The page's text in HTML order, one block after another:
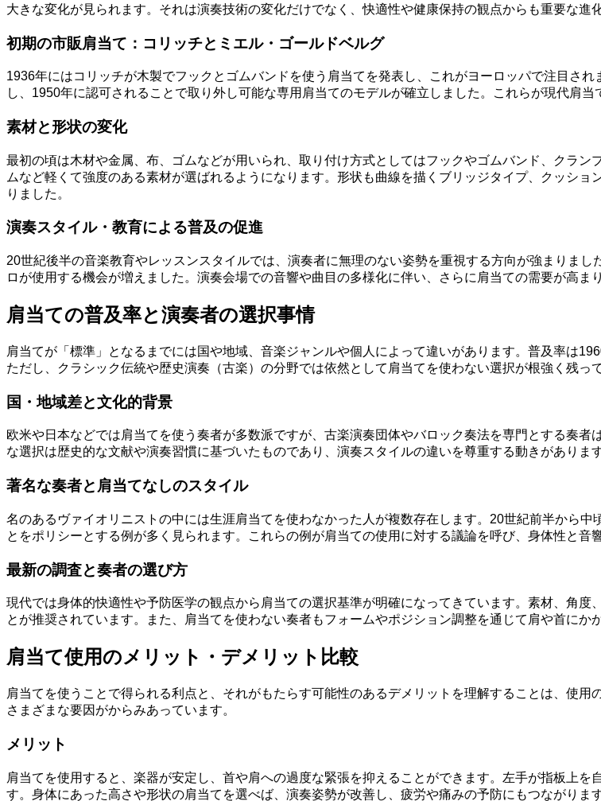
大きな変化が見られます。それは演奏技術の変化だけでなく、快適性や健康保持の観点からも重要な進化
初期の市販肩当て：コリッチとミエル・ゴールドベルグ
1936年にはコリッチが木製でフックとゴムバンドを使う肩当てを発表し、これがヨーロッパで注目さ
し、1950年に認可されることで取り外し可能な専用肩当てのモデルが確立しました。これらが現代肩当
素材と形状の変化
最初の頃は木材や金属、布、ゴムなどが用いられ、取り付け方式としてはフックやゴムバンド、クラ
ムなど軽くて強度のある素材が選ばれるようになります。形状も曲線を描くブリッジタイプ、クッシ
りました。
演奏スタイル・教育による普及の促進
20世紀後半の音楽教育やレッスンスタイルでは、演奏者に無理のない姿勢を重視する方向が強まりま
ロが使用する機会が増えました。演奏会場での音響や曲目の多様化に伴い、さらに肩当ての需要が高ま
肩当ての普及率と演奏者の選択事情
肩当てが「標準」となるまでには国や地域、音楽ジャンルや個人によって違いがあります。普及率は
ただし、クラシック伝統や歴史演奏（古楽）の分野では依然として肩当てを使わない選択が根強く残っ
国・地域差と文化的背景
欧米や日本などでは肩当てを使う奏者が多数派ですが、古楽演奏団体やバロック奏法を専門とする奏
な選択は歴史的な文献や演奏習慣に基づいたものであり、演奏スタイルの違いを尊重する動きがあります
著名な奏者と肩当てなしのスタイル
名のあるヴァイオリニストの中には生涯肩当てを使わなかった人が複数存在します。20世紀前半から
とをポリシーとする例が多く見られます。これらの例が肩当ての使用に対する議論を呼び、身体性と音
最新の調査と奏者の選び方
現代では身体的快適性や予防医学の観点から肩当ての選択基準が明確になってきています。素材、角
とが推奨されています。また、肩当てを使わない奏者もフォームやポジション調整を通じて肩や首にか
肩当て使用のメリット・デメリット比較
肩当てを使うことで得られる利点と、それがもたらす可能性のあるデメリットを理解することは、使
さまざまな要因がからみあっています。
メリット
肩当てを使用すると、楽器が安定し、首や肩への過度な緊張を抑えることができます。左手が指板上
す。身体にあった高さや形状の肩当てを選べば、演奏姿勢が改善し、疲労や痛みの予防にもつながります